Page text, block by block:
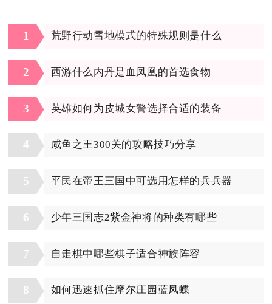
1 荒野行动雪地模式的特殊规则是什么
2 西游什么内丹是血凤凰的首选食物
3 英雄如何为皮城女警选择合适的装备
4 咸鱼之王300关的攻略技巧分享
5 平民在帝王三国中可选用怎样的兵兵器
6 少年三国志2紫金神将的种类有哪些
7 自走棋中哪些棋子适合神族阵容
8 如何迅速抓住摩尔庄园蓝凤蝶